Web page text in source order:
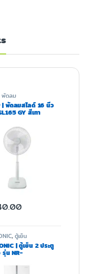
พัดลม
| พัดลมสไลด์ 16 นิ้ว
GY สีเทา
,ตู้เย็น
| ตู้เย็น 2 ประตู
รุ่น NR-